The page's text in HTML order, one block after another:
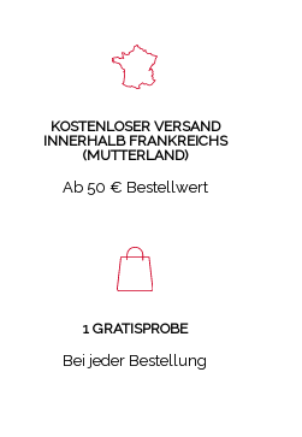
KOSTENLOSER VERSAND
INNERHALB FRANKREICHS
(MUTTERLAND)
Ab 50 € Bestellwert
1 GRATISPROBE
Bei jeder Bestellung